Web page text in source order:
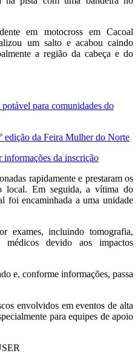
em motocross em Cacoal
um salto e acabou caindo
a região da cabeça e do
para comunidades do
edição da Feira Mulher do Norte
informações da inscrição
rapidamente e prestaram os
local. Em seguida, a vítima do
foi encaminhada a uma unidade
exames, incluindo tomografia,
médicos devido aos impactos
e, conforme informações, passa
envolvidos em eventos de alta
para equipes de apoio